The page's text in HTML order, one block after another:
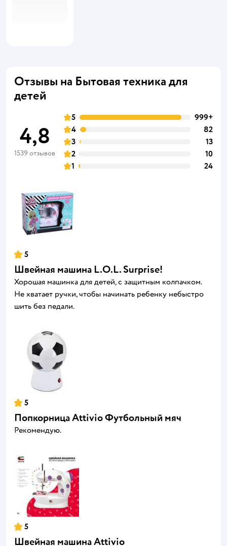
Отзывы на Бытовая техника для
детей
4,8
1539 отзывов
5
999+
4
82
3
13
2
10
1
24
5
Швейная машина L.O.L. Surprise!
Хорошая машинка для детей, с защитным колпачком.
Не хватает ручки, чтобы начинать ребенку небыстро
шить без педали.
5
Попкорница Attivio Футбольный мяч
Рекомендую.
5
Швейная машина Attivio